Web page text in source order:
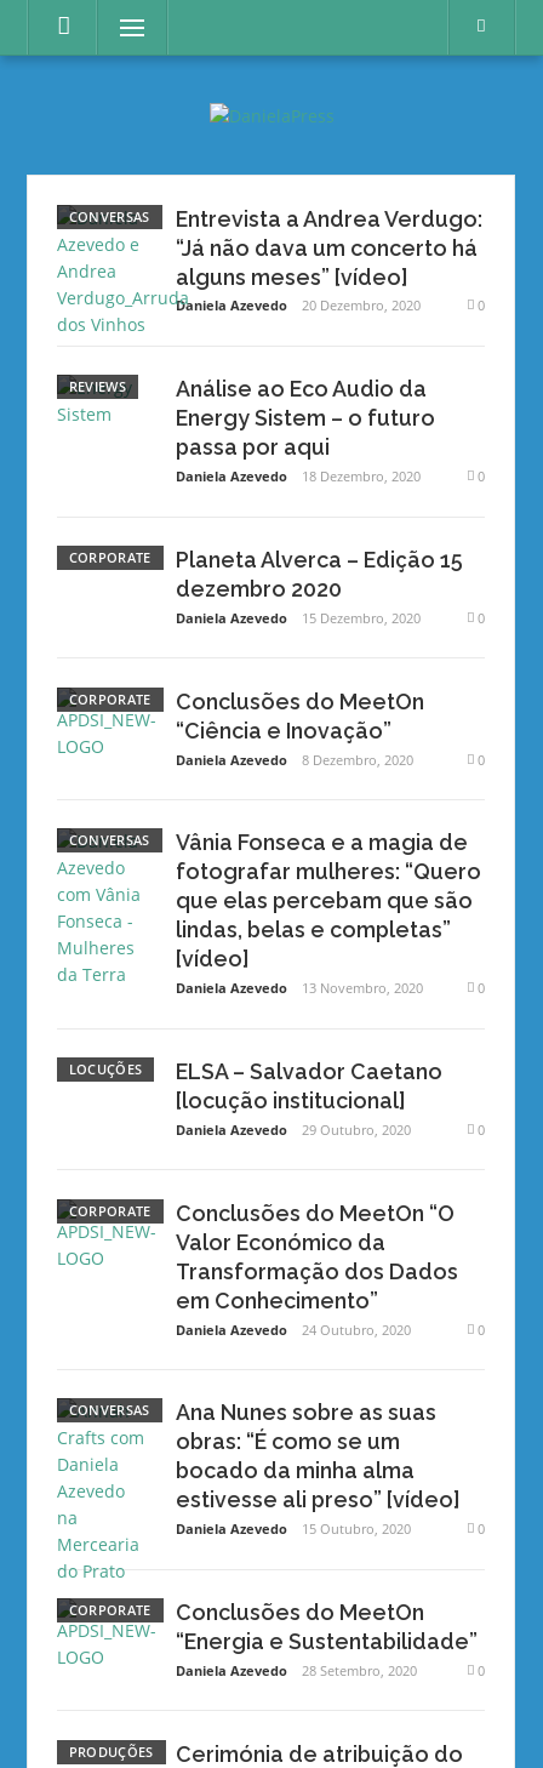
content
Menu
CONVERSAS
Entrevista a Andrea Verdugo:
“Já não dava um concerto há
alguns meses” [vídeo]
Daniela Azevedo 20 Dezembro, 2020 0
REVIEWS
Análise ao Eco Audio da
Energy Sistem – o futuro
passa por aqui
Daniela Azevedo 18 Dezembro, 2020 0
CORPORATE
Planeta Alverca – Edição 15
dezembro 2020
Daniela Azevedo 15 Dezembro, 2020 0
CORPORATE
Conclusões do MeetOn
“Ciência e Inovação”
Daniela Azevedo 8 Dezembro, 2020 0
CONVERSAS
Vânia Fonseca e a magia de
fotografar mulheres: “Quero
que elas percebam que são
lindas, belas e completas”
[vídeo]
Daniela Azevedo 13 Novembro, 2020 0
LOCUÇÕES
ELSA – Salvador Caetano
[locução institucional]
Daniela Azevedo 29 Outubro, 2020 0
CORPORATE
Conclusões do MeetOn “O
Valor Económico da
Transformação dos Dados
em Conhecimento”
Daniela Azevedo 24 Outubro, 2020 0
CONVERSAS
Ana Nunes sobre as suas
obras: “É como se um
bocado da minha alma
estivesse ali preso” [vídeo]
Daniela Azevedo 15 Outubro, 2020 0
CORPORATE
Conclusões do MeetOn
“Energia e Sustentabilidade”
Daniela Azevedo 28 Setembro, 2020 0
PRODUÇÕES
Cerimónia de atribuição do